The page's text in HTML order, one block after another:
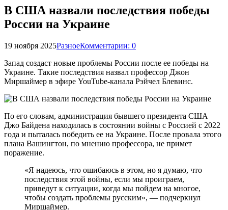
В США назвали последствия победы
России на Украине
19 ноября 2025РазноеКомментарии: 0
Запад создаст новые проблемы России после ее победы на
Украине. Такие последствия назвал профессор Джон
Миршаймер в эфире YouTube-канала Рэйчел Блевинс.
По его словам, администрация бывшего президента США
Джо Байдена находилась в состоянии войны с Россией с 2022
года и пыталась победить ее на Украине. После провала этого
плана Вашингтон, по мнению профессора, не примет
поражение.
«Я надеюсь, что ошибаюсь в этом, но я думаю, что
последствия этой войны, если мы проиграем,
приведут к ситуации, когда мы пойдем на многое,
чтобы создать проблемы русским», — подчеркнул
Миршаймер.